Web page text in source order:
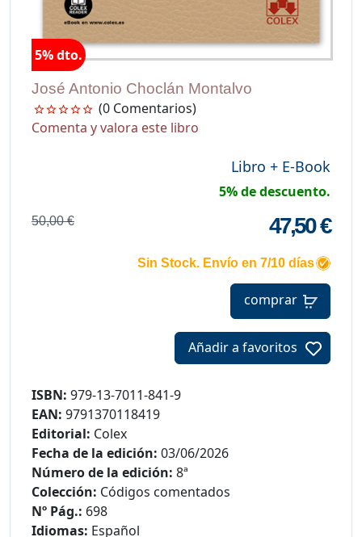
5% dto.
José Antonio Choclán Montalvo
(0 Comentarios)
Comenta y valora este libro
Libro + E-Book
5% de descuento.
50,00 € 47,50 €
Sin Stock. Envío en 7/10 días
comprar
Añadir a favoritos
ISBN: 979-13-7011-841-9
EAN: 9791370118419
Editorial: Colex
Fecha de la edición: 03/06/2026
Número de la edición: 8ª
Colección: Códigos comentados
Nº Pág.: 698
Idiomas: Español